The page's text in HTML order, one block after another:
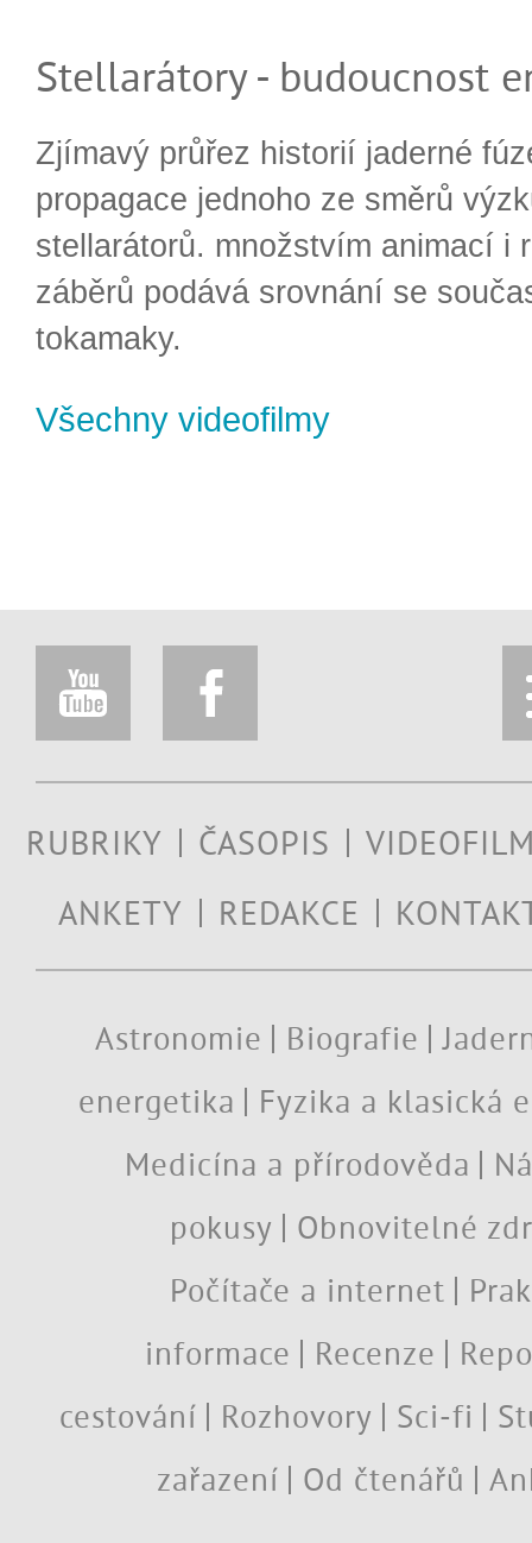
Stellarátory - budoucnost
Zjímavý průřez historií jaderné
propagace jednoho ze směrů
stellarátorů. množstvím animací i
záběrů podává srovnání se
tokamaky.
Všechny videofilmy
RUBRIKY ČASOPIS
ANKETY
REDAKCE
Astronomie Biografie
energetika
Fyzika a klasická
Medicína a přírodověda
pokusy
Obnovitelné
Počítače a internet
informace
Recenze
cestování
Rozhovory Sci-fi
zařazení
Od čtenářů